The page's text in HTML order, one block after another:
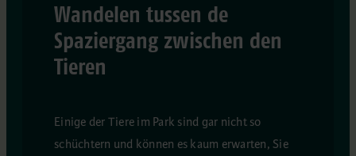
Wandelen tussen de
Spaziergang zwischen den
Tieren
Einige der Tiere im Park sind gar nicht so
schüchtern und können es kaum erwarten, Sie